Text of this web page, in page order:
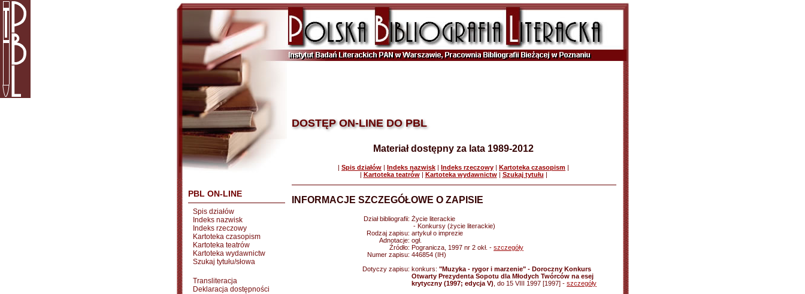
PBL ON-LINE
Spis działów
Indeks nazwisk
Indeks rzeczowy
Kartoteka czasopism
Kartoteka teatrów
Kartoteka wydawnictw
Szukaj tytułu/słowa
Transliteracja
Deklaracja dostępności
DOSTĘP ON-LINE DO PBL
Materiał dostępny za lata 1989-2012
| Spis działów | Indeks nazwisk | Indeks rzeczowy | Kartoteka czasopism |
| Kartoteka teatrów| Kartoteka wydawnictw| Szukaj tytułu |
INFORMACJE SZCZEGÓŁOWE O ZAPISIE
Dział bibliografii: Życie literackie
- Konkursy (życie literackie)
Rodzaj zapisu: artykuł o imprezie
Adnotacje: ogł.
Źródło: Pogranicza, 1997 nr 2 okł. - szczegóły
Numer zapisu: 446854 (IH)
Dotyczy zapisu: konkurs: "Muzyka - rygor i marzenie" - Doroczny Konkurs
Otwarty Prezydenta Sopotu dla Młodych Twórców na esej
krytyczny (1997; edycja V) , do 15 VIII 1997 [1997] - szczegóły